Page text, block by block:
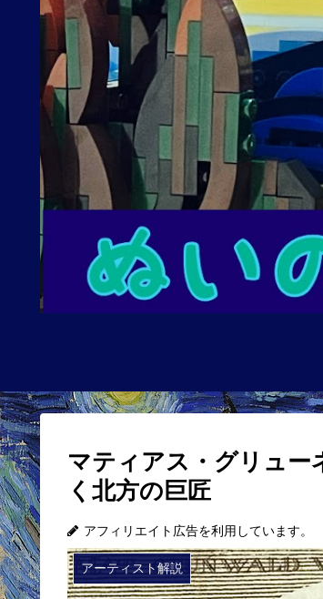
マティアス・グリュー
く北方の巨匠
アフィリエイト広告を利用しています。
アーティスト解説